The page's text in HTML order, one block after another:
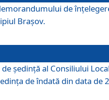
de
Brașov.
şedinţă al Consiliului
de îndată din data de